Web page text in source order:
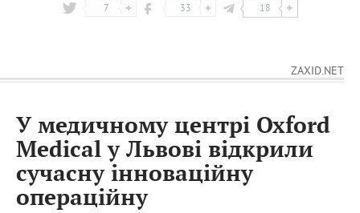
7 33 18
ZAXID.NET
У медичному центрі Oxford
Medical у Львові відкрили
сучасну інноваційну
операційну